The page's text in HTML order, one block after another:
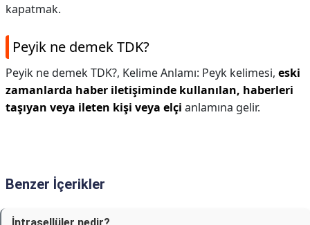
kapatmak.
Peyik ne demek TDK?
Peyik ne demek TDK?, Kelime Anlamı: Peyk kelimesi, eski
zamanlarda haber iletişiminde kullanılan, haberleri
taşıyan veya ileten kişi veya elçi anlamına gelir.
Benzer İçerikler